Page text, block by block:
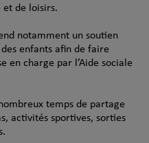
et de loisirs.
notamment un soutien
enfants afin de faire
en charge par l’Aide sociale
temps de partage
activités sportives, sorties